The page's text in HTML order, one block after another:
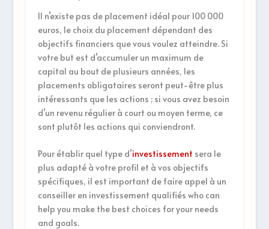
Il n’existe pas de placement idéal pour 100 000
euros, le choix du placement dépendant des
objectifs financiers que vous voulez atteindre. Si
votre but est d’accumuler un maximum de
capital au bout de plusieurs années, les
placements obligataires seront peut-être plus
intéressants que les actions ; si vous avez besoin
d’un revenu régulier à court ou moyen terme, ce
sont plutôt les actions qui conviendront.
Pour établir quel type d’investissement sera le
plus adapté à votre profil et à vos objectifs
spécifiques, il est important de faire appel à un
conseiller en investissement qualifiés who can
help you make the best choices for your needs
and goals.